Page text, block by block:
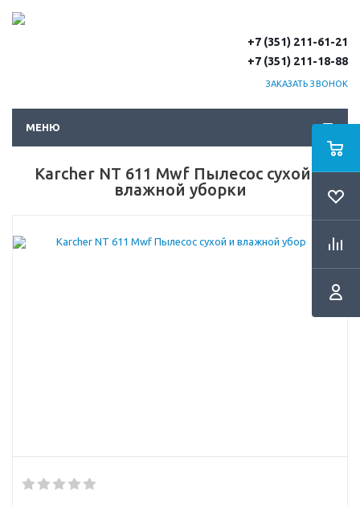
+7 (351) 211-61-21
+7 (351) 211-18-88
ЗАКАЗАТЬ ЗВОНОК
МЕНЮ
Karcher NT 611 Mwf Пылесос сухой и
влажной уборки